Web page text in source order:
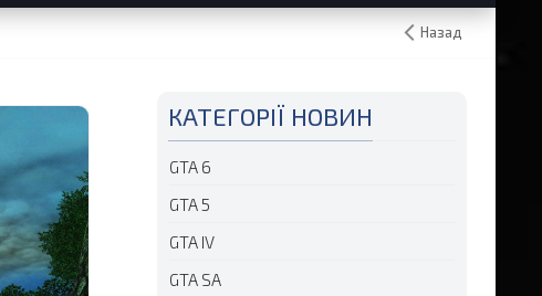
Назад
КАТЕГОРІЇ НОВИН
GTA 6
GTA 5
GTA IV
GTA SA